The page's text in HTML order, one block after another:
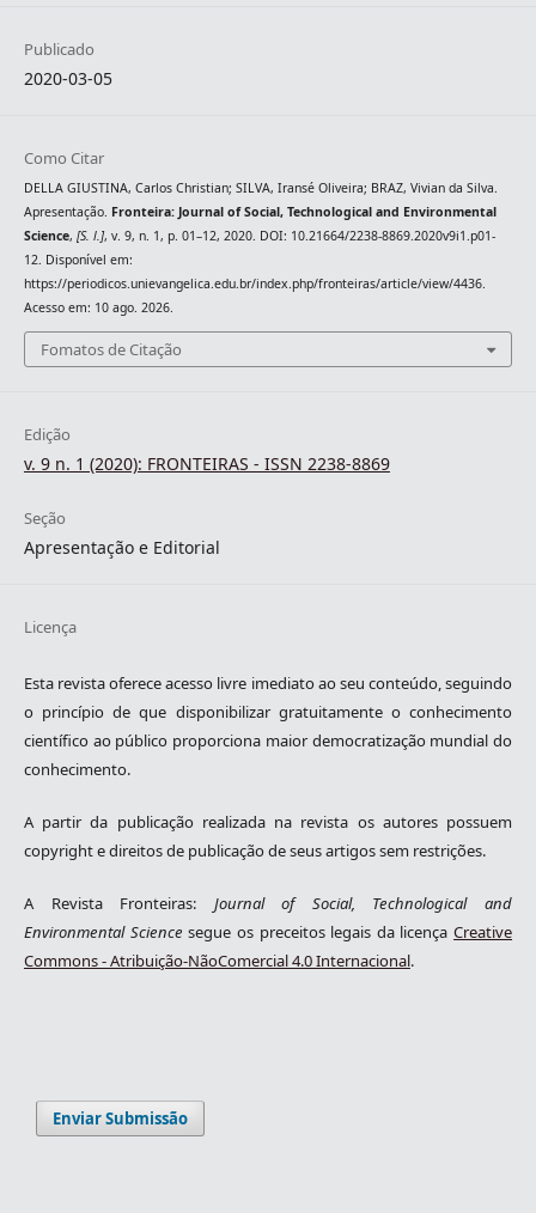
Publicado
2020-03-05
Como Citar
DELLA GIUSTINA, Carlos Christian; SILVA, Iransé Oliveira; BRAZ, Vivian da Silva.
Apresentação. Fronteira: Journal of Social, Technological and Environmental
Science, [S. l.], v. 9, n. 1, p. 01–12, 2020. DOI: 10.21664/2238-8869.2020v9i1.p01-
12. Disponível em:
https://periodicos.unievangelica.edu.br/index.php/fronteiras/article/view/4436.
Acesso em: 10 ago. 2026.
Fomatos de Citação
Edição
v. 9 n. 1 (2020): FRONTEIRAS - ISSN 2238-8869
Seção
Apresentação e Editorial
Licença
Esta revista oferece acesso livre imediato ao seu conteúdo, seguindo
o princípio de que disponibilizar gratuitamente o conhecimento
científico ao público proporciona maior democratização mundial do
conhecimento.
A partir da publicação realizada na revista os autores possuem
copyright e direitos de publicação de seus artigos sem restrições.
A Revista Fronteiras: Journal of Social, Technological and
Environmental Science segue os preceitos legais da licençaCreative
Commons - Atribuição-NãoComercial 4.0 Internacional.
Enviar Submissão